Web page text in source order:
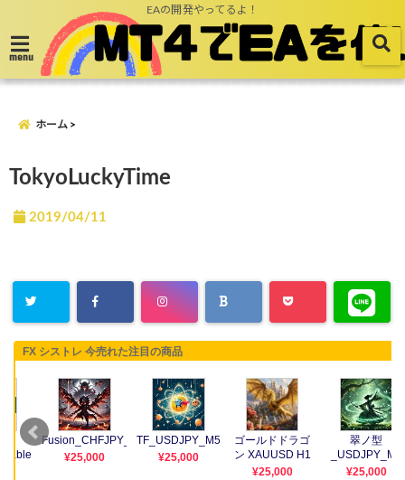
EAの開発やってるよ！
menu
ホーム
TokyoLuckyTime
2019/04/11